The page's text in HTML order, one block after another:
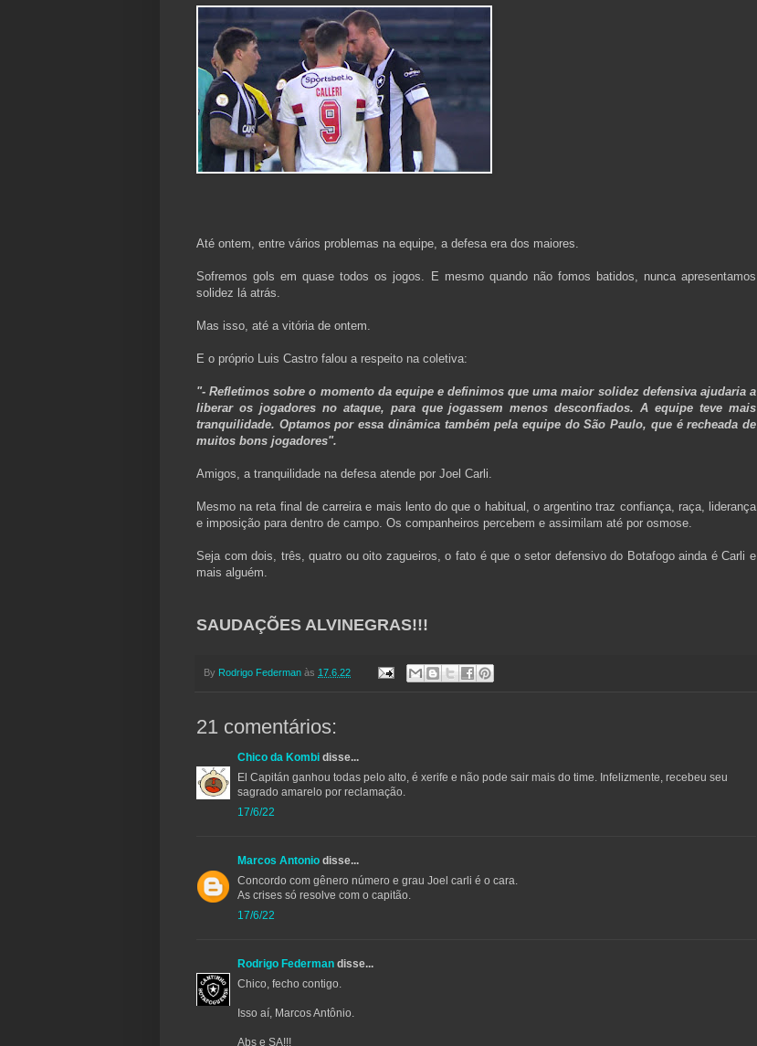
Até ontem, entre vários problemas na equipe, a defesa era dos maiores.
Sofremos gols em quase todos os jogos. E mesmo quando não fomos batidos, nunca apresentamos
solidez lá atrás.
Mas isso, até a vitória de ontem.
E o próprio Luis Castro falou a respeito na coletiva:
"- Refletimos sobre o momento da equipe e definimos que uma maior solidez defensiva ajudaria a
liberar os jogadores no ataque, para que jogassem menos desconfiados. A equipe teve mais
tranquilidade. Optamos por essa dinâmica também pela equipe do São Paulo, que é recheada de
muitos bons jogadores".
Amigos, a tranquilidade na defesa atende por Joel Carli.
Mesmo na reta final de carreira e mais lento do que o habitual, o argentino traz confiança, raça, liderança
e imposição para dentro de campo. Os companheiros percebem e assimilam até por osmose.
Seja com dois, três, quatro ou oito zagueiros, o fato é que o setor defensivo do Botafogo ainda é Carli e
mais alguém.
SAUDAÇÕES ALVINEGRAS!!!
By Rodrigo Federman às 17.6.22
21 comentários:
Chico da Kombi disse...
El Capitán ganhou todas pelo alto, é xerife e não pode sair mais do time. Infelizmente, recebeu seu
sagrado amarelo por reclamação.
17/6/22
Marcos Antonio disse...
Concordo com gênero número e grau Joel carli é o cara.
As crises só resolve com o capitão.
17/6/22
Rodrigo Federman disse...
Chico, fecho contigo.
Isso aí, Marcos Antônio.
Abs e SA!!!